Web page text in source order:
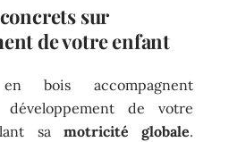
sur
de votre enfant
bois accompagnent
de votre
sa motricité globale.